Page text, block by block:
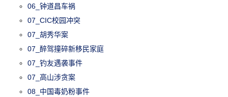
06_钟道昌车祸
07_CIC校园冲突
07_胡秀华案
07_醉驾撞碎新移民家庭
07_钓友遇袭事件
07_高山涉贪案
08_中国毒奶粉事件